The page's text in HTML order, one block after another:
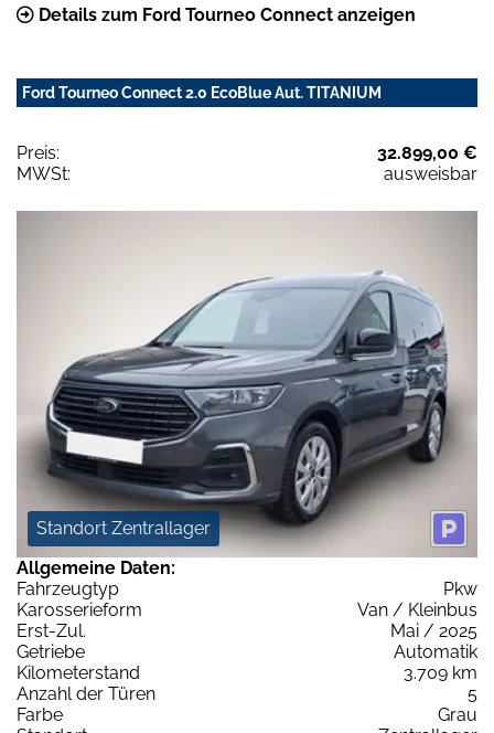
Details zum Ford Tourneo Connect anzeigen
Ford Tourneo Connect 2.0 EcoBlue Aut. TITANIUM
Preis:
32.899,00 €
MWSt:
ausweisbar
Standort Zentrallager
Allgemeine Daten:
Fahrzeugtyp
Pkw
Karosserieform
Van / Kleinbus
Erst-Zul.
Mai / 2025
Getriebe
Automatik
Kilometerstand
3.709 km
Anzahl der Türen
5
Farbe
Grau